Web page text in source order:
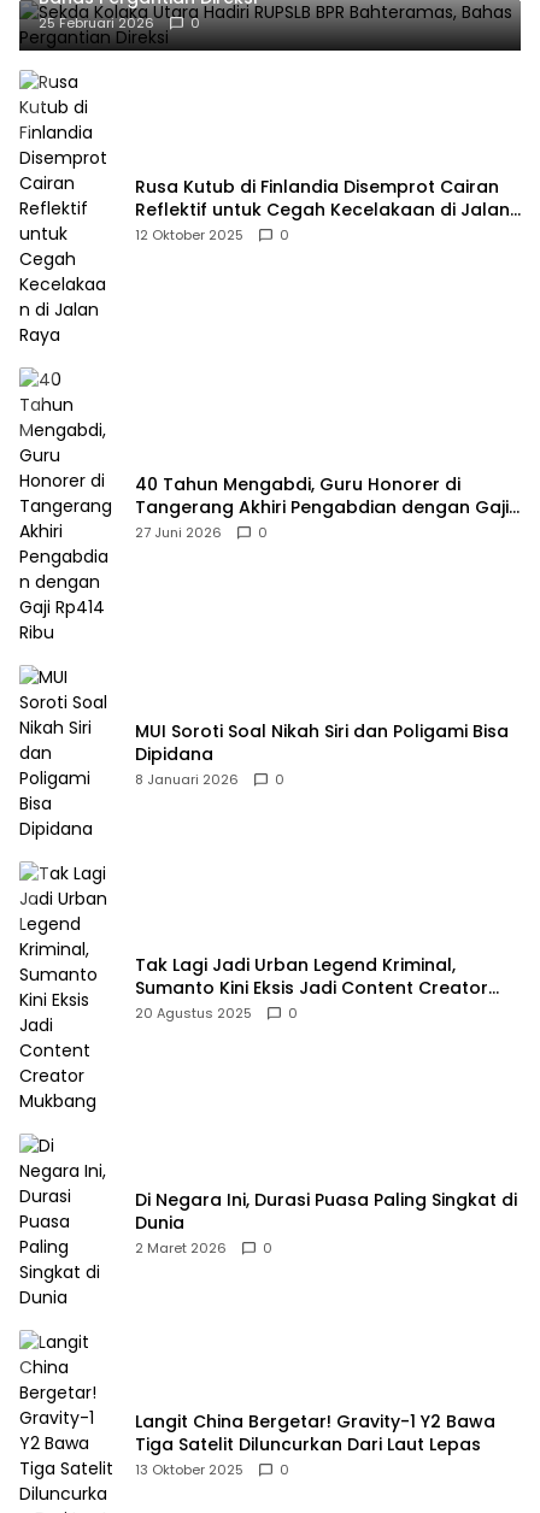
25 Februari 2026 0
Rusa Kutub di Finlandia Disemprot Cairan
Reflektif untuk Cegah Kecelakaan di Jalan
Raya
12 Oktober 2025 0
40 Tahun Mengabdi, Guru Honorer di
Tangerang Akhiri Pengabdian dengan Gaji
Rp414 Ribu
27 Juni 2026 0
MUI Soroti Soal Nikah Siri dan Poligami Bisa
Dipidana
8 Januari 2026 0
Tak Lagi Jadi Urban Legend Kriminal,
Sumanto Kini Eksis Jadi Content Creator
Mukbang
20 Agustus 2025 0
Di Negara Ini, Durasi Puasa Paling Singkat di
Dunia
2 Maret 2026 0
Langit China Bergetar! Gravity-1 Y2 Bawa
Tiga Satelit Diluncurkan Dari Laut Lepas
13 Oktober 2025 0